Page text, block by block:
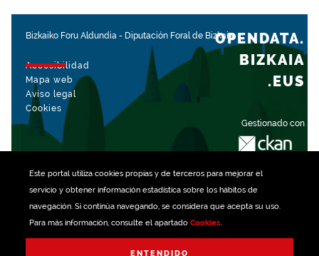
Este portal utiliza cookiespropias y de terceros para mejorar el
servicio y obtener información estadística sobre los hábitos de
navegación. Si continúa navegando, se considera que acepta su uso.
Para más información, consulte el apartado Cookies.
ENTENDIDO
Bizkaiko Foru Aldundia - Diputación Foral de Bizkaia
Accesibilidad
Mapa web
Aviso legal
Cookies
Gestionado con
OPENDATA.
BIZKAIA
.EUS